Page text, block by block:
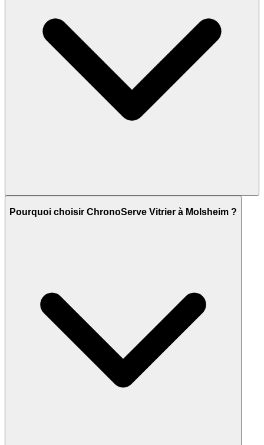
Pourquoi choisir ChronoServe Vitrier à Molsheim ?